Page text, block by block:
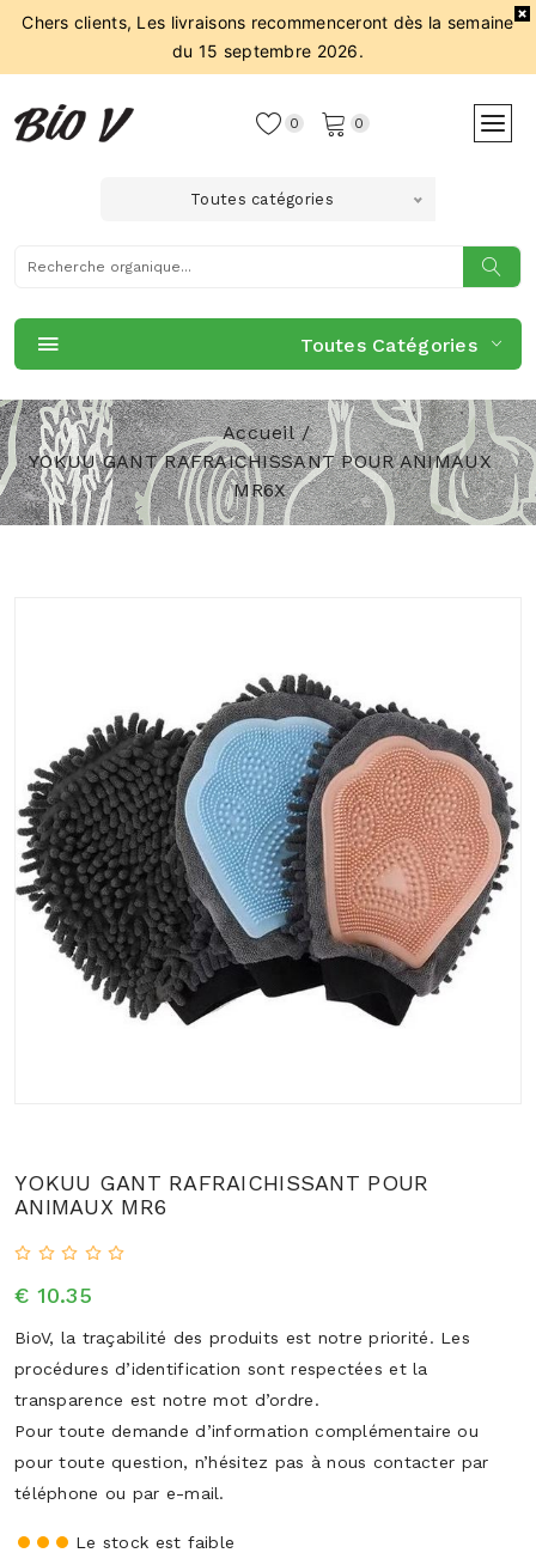
Chers clients, Les livraisons recommenceront dès la semaine
du 15 septembre 2026.
0 0
Toutes catégories
Toutes Catégories
Accueil
YOKUU GANT RAFRAICHISSANT POUR ANIMAUX
MR6X
YOKUU GANT RAFRAICHISSANT POUR
ANIMAUX MR6
€ 10.35
BioV, la traçabilité des produits est notre priorité. Les
procédures d’identification sont respectées et la
transparence est notre mot d’ordre.
Pour toute demande d’information complémentaire ou
pour toute question, n’hésitez pas à nous contacter par
téléphone ou par e-mail.
Le stock est faible